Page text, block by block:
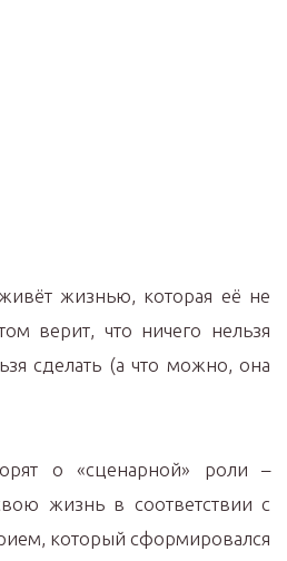
жизнью, которая её не
верит, что ничего нельзя
сделать (а что можно, она
о «сценарной» роли –
жизнь в соответствии с
который сформировался